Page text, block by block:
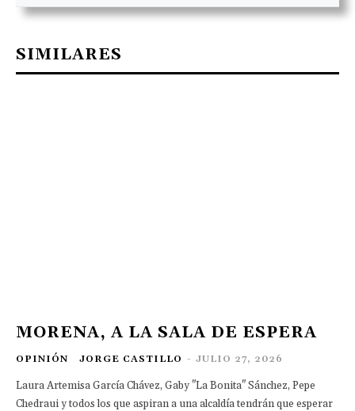
SIMILARES
MORENA, A LA SALA DE ESPERA
OPINIÓN JORGE CASTILLO - JULIO 27, 2026
Laura Artemisa García Chávez, Gaby "La Bonita" Sánchez, Pepe
Chedraui y todos los que aspiran a una alcaldía tendrán que esperar